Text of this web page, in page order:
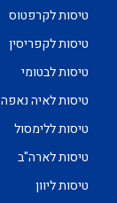
טיסות לקרפטוס
טיסות לקפריסין
טיסות לבטומי
טיסות לאיה נאפה
טיסות ללימסול
טיסות לארה"ב
טיסות ליוון